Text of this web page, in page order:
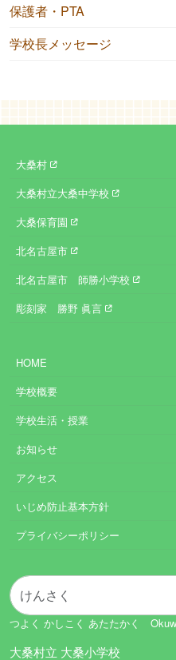
保護者・PTA
学校長メッセージ
大桑村
大桑村立大桑中学校
大桑保育園
北名古屋市
北名古屋市 師勝小学校
彫刻家 勝野 眞言
HOME
学校概要
学校生活・授業
お知らせ
アクセス
いじめ防止基本方針
プライバシーポリシー
つよく かしこく あたたかく
大桑村立 大桑小学校